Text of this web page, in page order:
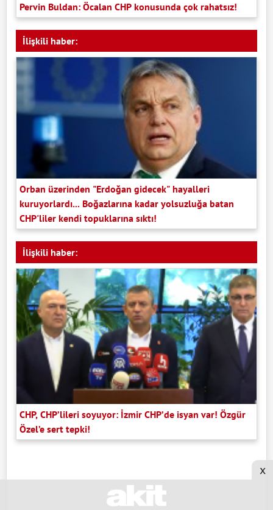
Pervin Buldan: Öcalan CHP konusunda çok rahatsız!
İlişkili haber:
Orban üzerinden "Erdoğan gidecek" hayalleri
kuruyorlardı... Boğazlarına kadar yolsuzluğa batan
CHP'liler kendi topuklarına sıktı!
İlişkili haber:
CHP, CHP’lileri soyuyor: İzmir CHP’de isyan var! Özgür
Özel’e sert tepki!
x